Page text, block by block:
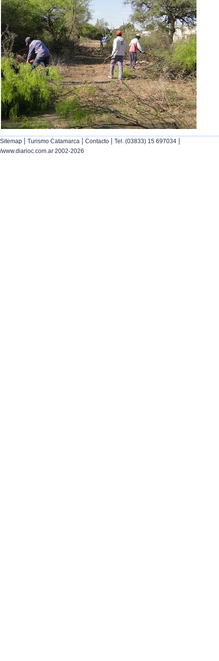
Sitemap | Turismo Catamarca | Contacto | Tel. (03833) 15 697034 |
/www.diarioc.com.ar 2002-2026